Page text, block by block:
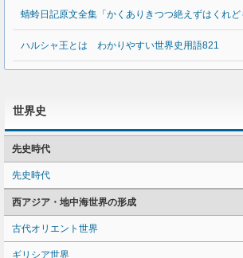
蜻蛉日記原文全集「かくありきつつ絶えずはくれど
ハルシャ王とは わかりやすい世界史用語821
世界史
先史時代
先史時代
西アジア・地中海世界の形成
古代オリエント世界
ギリシア世界